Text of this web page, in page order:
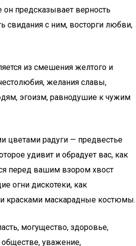
он предсказывает верность
свидания с ним, восторги любви,
из смешения желтого и
желания славы,
эгоизм, равнодушие к чужим
цветами радуги — предвестье
удивит и обрадует вас, как
перед вашим взором хвост
огни дискотеки, как
красками маскарадные костюмы.
могущество, здоровье,
уважение,